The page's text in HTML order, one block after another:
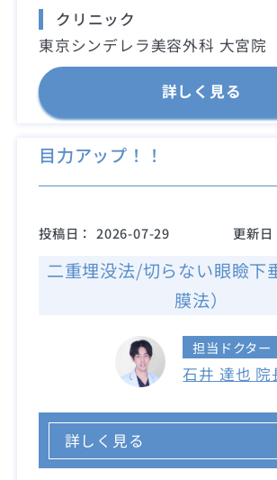
クリニック
東京シンデレラ美容外科 大宮院
詳しく見る
目力アップ！！
投稿日： 2026-07-29 更新日
二重埋没法/切らない眼瞼下
膜法）
担当ドクター
石井 達也 院
詳しく見る